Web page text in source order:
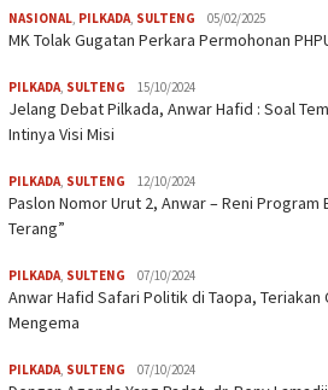
NASIONAL PILKADA SULTENG 05/02/2025
MK Tolak Gugatan Perkara Permohonan
PILKADA SULTENG 15/10/2024
Jelang Debat Pilkada, Anwar Hafid : Soal
Intinya Visi Misi
PILKADA SULTENG 12/10/2024
Paslon Nomor Urut 2, Anwar – Reni Program
Terang”
PILKADA SULTENG 07/10/2024
Anwar Hafid Safari Politik di Taopa, Teriakan
Mengema
PILKADA SULTENG 07/10/2024